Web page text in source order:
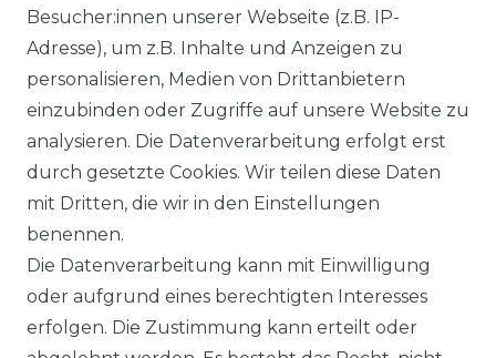
/ Offgrid Wechselrichter
Wechselrichter
Wechselrichter
ZUBEHÖR
Unterkonstruktion
Solarkabel & Stecker
E-Auto Ladestation
Weiteres Zubehör
Wp Balkonkraftwerk
mit Speicher
Solix Balkonkraftwerk
NOAH 2000
NEXA 2000
Solaranlagen mit Speicher
Insel Solaranlagen
10 kW PV-Anlage mit Speicher
8 kWp Solaranlagen
Besucher:innen unserer Webseite (z.B. IP-
Adresse), um z.B. Inhalte und Anzeigen zu
personalisieren, Medien von Drittanbietern
einzubinden oder Zugriffe auf unsere Website zu
analysieren. Die Datenverarbeitung erfolgt erst
durch gesetzte Cookies. Wir teilen diese Daten
mit Dritten, die wir in den Einstellungen
benennen.
Die Datenverarbeitung kann mit Einwilligung
oder aufgrund eines berechtigten Interesses
erfolgen. Die Zustimmung kann erteilt oder